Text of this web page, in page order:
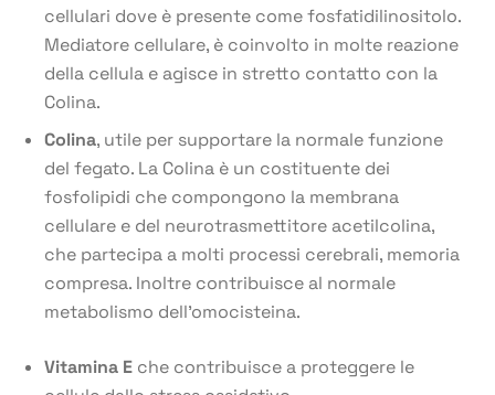
cellulari dove è presente come fosfatidilinositolo.
Mediatore cellulare, è coinvolto in molte reazione
della cellula e agisce in stretto contatto con la
Colina.
Colina, utile per supportare la normale funzione
del fegato. La Colina è un costituente dei
fosfolipidi che compongono la membrana
cellulare e del neurotrasmettitore acetilcolina,
che partecipa a molti processi cerebrali, memoria
compresa. Inoltre contribuisce al normale
metabolismo dell’omocisteina.
Vitamina E che contribuisce a proteggere le